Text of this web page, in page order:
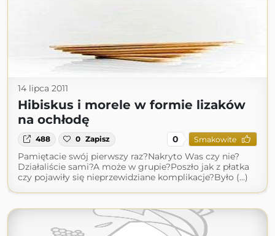
14 lipca 2011
Hibiskus i morele w formie lizaków
na ochłodę
488 0 Zapisz 0 Smakowite
Pamiętacie swój pierwszy raz?Nakryto Was czy nie?
Działaliście sami?A może w grupie?Poszło jak z płatka
czy pojawiły się nieprzewidziane komplikacje?Było (...)